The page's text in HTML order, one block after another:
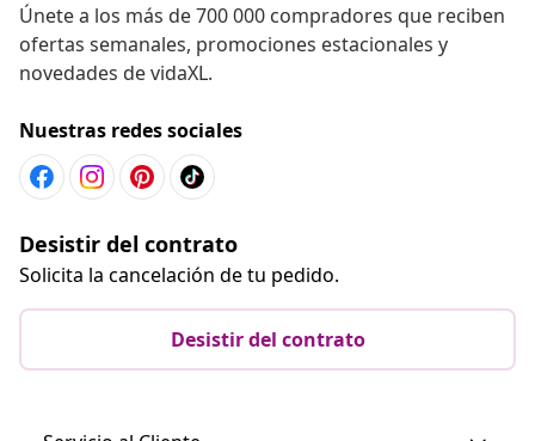
Únete a los más de 700 000 compradores que reciben
ofertas semanales, promociones estacionales y
novedades de vidaXL.
Nuestras redes sociales
Desistir del contrato
Solicita la cancelación de tu pedido.
Desistir del contrato